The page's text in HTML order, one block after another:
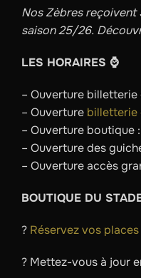
Nos Zèbres reçoivent
saison 25/26.
LES HORAIRES ⌚️
– Ouverture billetterie
– Ouverture billetterie
– Ouverture boutique :
– Ouverture des
– Ouverture accès
BOUTIQUE DU
?️ Réservez vos places
? Mettez-vous à jour